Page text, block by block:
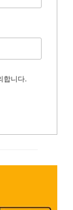
합니다.